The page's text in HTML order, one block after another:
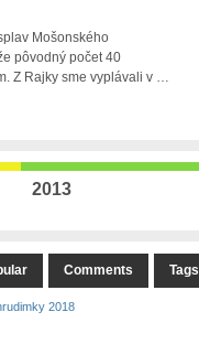
Mošonského
pôvodný počet 40
Z Rajky sme vyplávali v …
2013
Comments Tags
2018